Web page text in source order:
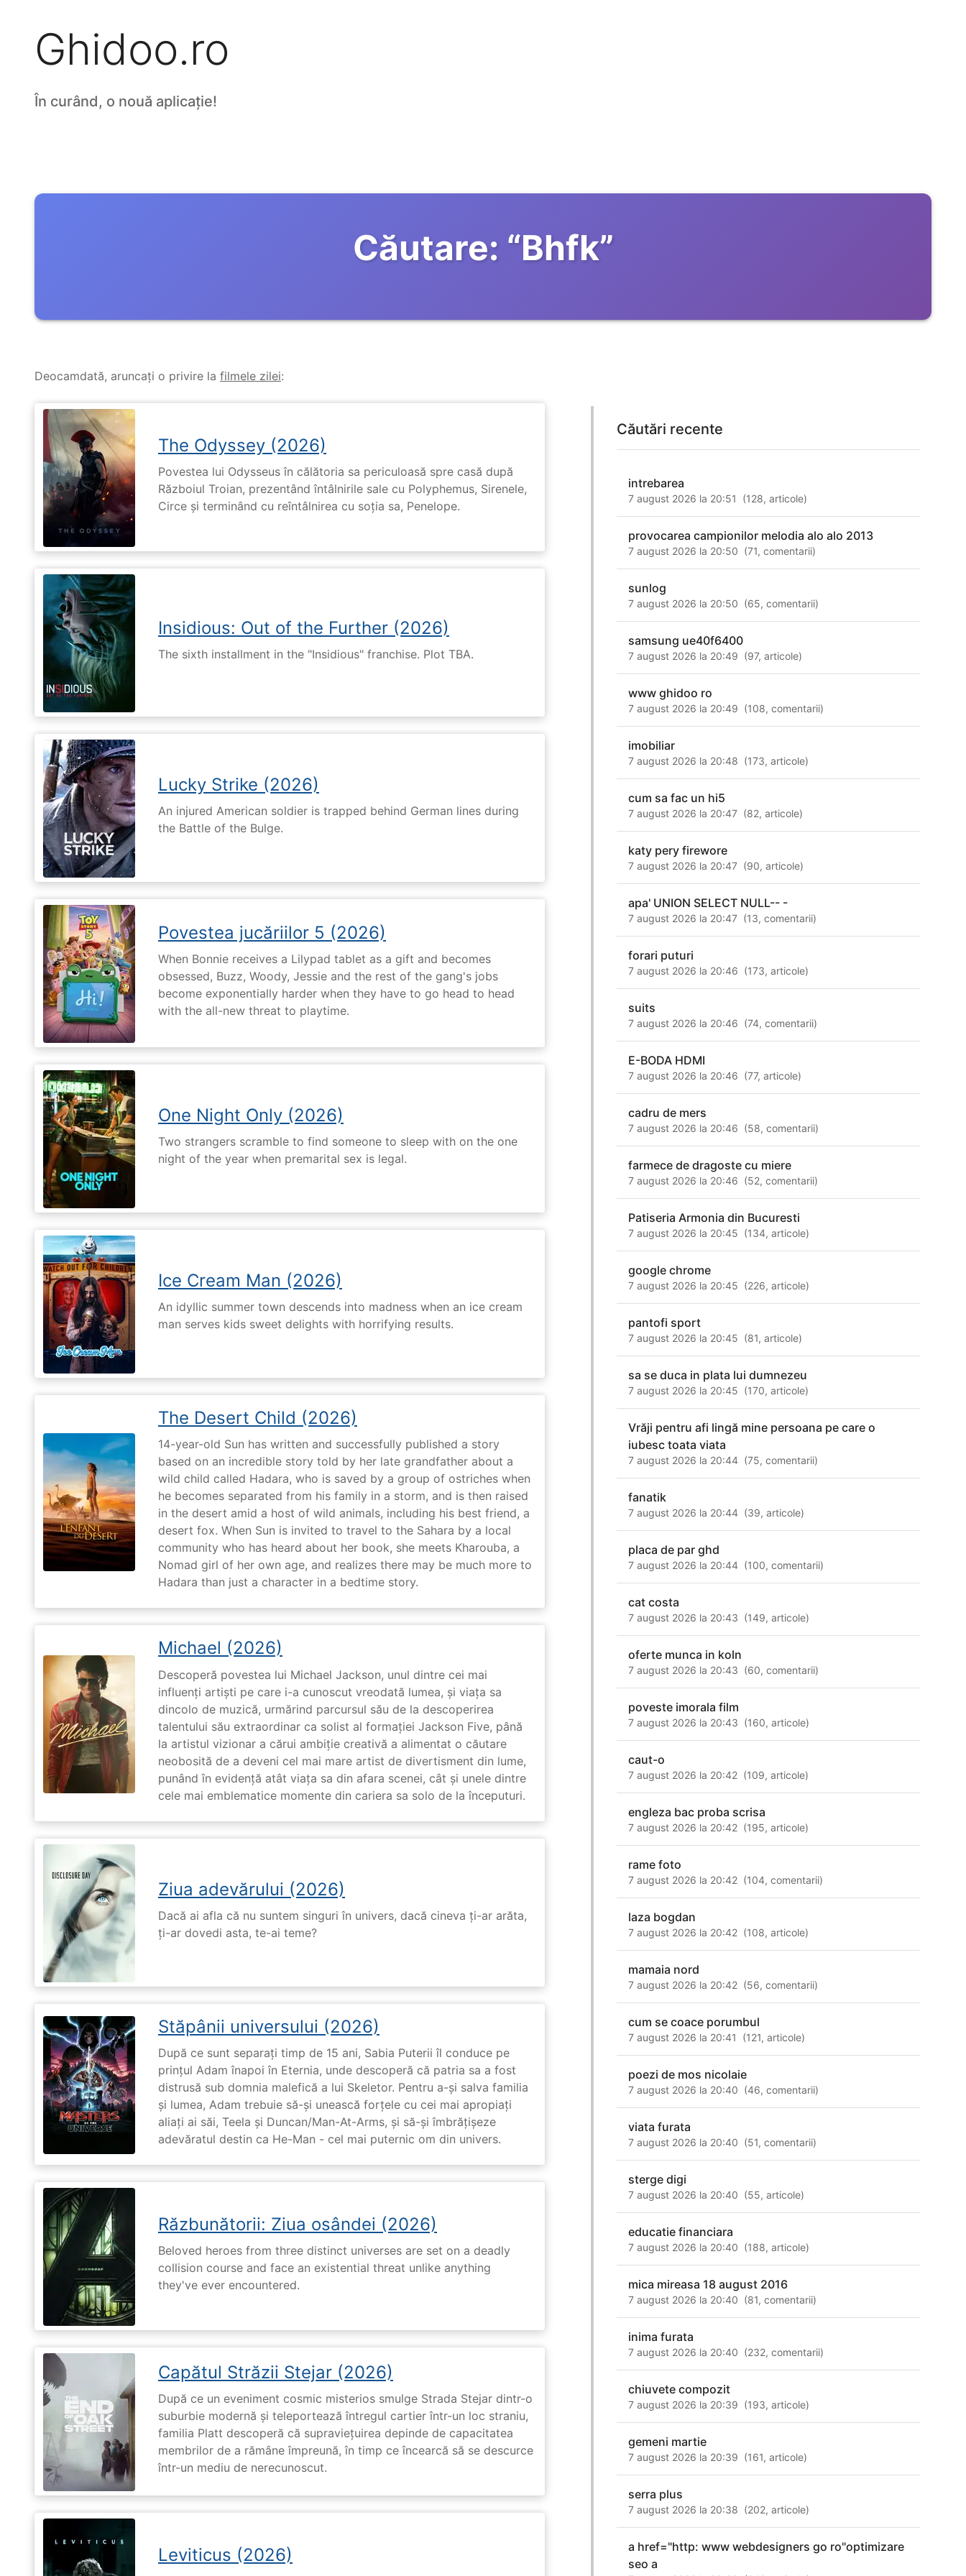
Ghidoo.ro
În curând, o nouă aplicație!
Căutare: “Bhfk”
Deocamdată, aruncați o privire la filmele zilei:
The Odyssey (2026)
Povestea lui Odysseus în călătoria sa periculoasă spre casă după
Războiul Troian, prezentând întâlnirile sale cu Polyphemus, Sirenele,
Circe și terminând cu reîntâlnirea cu soția sa, Penelope.
Insidious: Out of the Further (2026)
The sixth installment in the "Insidious" franchise. Plot TBA.
Lucky Strike (2026)
An injured American soldier is trapped behind German lines during
the Battle of the Bulge.
Povestea jucăriilor 5 (2026)
When Bonnie receives a Lilypad tablet as a gift and becomes
obsessed, Buzz, Woody, Jessie and the rest of the gang's jobs
become exponentially harder when they have to go head to head
with the all-new threat to playtime.
One Night Only (2026)
Two strangers scramble to find someone to sleep with on the one
night of the year when premarital sex is legal.
Ice Cream Man (2026)
An idyllic summer town descends into madness when an ice cream
man serves kids sweet delights with horrifying results.
The Desert Child (2026)
14-year-old Sun has written and successfully published a story
based on an incredible story told by her late grandfather about a
wild child called Hadara, who is saved by a group of ostriches when
he becomes separated from his family in a storm, and is then raised
in the desert amid a host of wild animals, including his best friend, a
desert fox. When Sun is invited to travel to the Sahara by a local
community who has heard about her book, she meets Kharouba, a
Nomad girl of her own age, and realizes there may be much more to
Hadara than just a character in a bedtime story.
Michael (2026)
Descoperă povestea lui Michael Jackson, unul dintre cei mai
influenți artiști pe care i-a cunoscut vreodată lumea, și viața sa
dincolo de muzică, urmărind parcursul său de la descoperirea
talentului său extraordinar ca solist al formației Jackson Five, până
la artistul vizionar a cărui ambiție creativă a alimentat o căutare
neobosită de a deveni cel mai mare artist de divertisment din lume,
punând în evidență atât viața sa din afara scenei, cât și unele dintre
cele mai emblematice momente din cariera sa solo de la începuturi.
Ziua adevărului (2026)
Dacă ai afla că nu suntem singuri în univers, dacă cineva ți-ar arăta,
ți-ar dovedi asta, te-ai teme?
Stăpânii universului (2026)
După ce sunt separați timp de 15 ani, Sabia Puterii îl conduce pe
prințul Adam înapoi în Eternia, unde descoperă că patria sa a fost
distrusă sub domnia malefică a lui Skeletor. Pentru a-și salva familia
și lumea, Adam trebuie să-și unească forțele cu cei mai apropiați
aliați ai săi, Teela și Duncan/Man-At-Arms, și să-și îmbrățișeze
adevăratul destin ca He-Man - cel mai puternic om din univers.
Răzbunătorii: Ziua osândei (2026)
Beloved heroes from three distinct universes are set on a deadly
collision course and face an existential threat unlike anything
they've ever encountered.
Capătul Străzii Stejar (2026)
După ce un eveniment cosmic misterios smulge Strada Stejar dintr-o
suburbie modernă și teleportează întregul cartier într-un loc straniu,
familia Platt descoperă că supraviețuirea depinde de capacitatea
membrilor de a rămâne împreună, în timp ce încearcă să se descurce
într-un mediu de nerecunoscut.
Leviticus (2026)
Căutări recente
intrebarea
7 august 2026 la 20:51 (128,articole)
provocarea campionilor melodia alo alo 2013
7 august 2026 la 20:50 (71,comentarii)
sunlog
7 august 2026 la 20:50 (65,comentarii)
samsung ue40f6400
7 august 2026 la 20:49 (97,articole)
www ghidoo ro
7 august 2026 la 20:49 (108,comentarii)
imobiliar
7 august 2026 la 20:48 (173,articole)
cum sa fac un hi5
7 august 2026 la 20:47 (82,articole)
katy pery firewore
7 august 2026 la 20:47 (90,articole)
apa' UNION SELECT NULL-- -
7 august 2026 la 20:47 (13,comentarii)
forari puturi
7 august 2026 la 20:46 (173,articole)
suits
7 august 2026 la 20:46 (74,comentarii)
E-BODA HDMI
7 august 2026 la 20:46 (77,articole)
cadru de mers
7 august 2026 la 20:46 (58,comentarii)
farmece de dragoste cu miere
7 august 2026 la 20:46 (52,comentarii)
Patiseria Armonia din Bucuresti
7 august 2026 la 20:45 (134,articole)
google chrome
7 august 2026 la 20:45 (226,articole)
pantofi sport
7 august 2026 la 20:45 (81,articole)
sa se duca in plata lui dumnezeu
7 august 2026 la 20:45 (170,articole)
Vrăji pentru afi lingă mine persoana pe care o
iubesc toata viata
7 august 2026 la 20:44 (75,comentarii)
fanatik
7 august 2026 la 20:44 (39,articole)
placa de par ghd
7 august 2026 la 20:44 (100,comentarii)
cat costa
7 august 2026 la 20:43 (149,articole)
oferte munca in koln
7 august 2026 la 20:43 (60,comentarii)
poveste imorala film
7 august 2026 la 20:43 (160,articole)
caut-o
7 august 2026 la 20:42 (109,articole)
engleza bac proba scrisa
7 august 2026 la 20:42 (195,articole)
rame foto
7 august 2026 la 20:42 (104,comentarii)
laza bogdan
7 august 2026 la 20:42 (108,articole)
mamaia nord
7 august 2026 la 20:42 (56,comentarii)
cum se coace porumbul
7 august 2026 la 20:41 (121,articole)
poezi de mos nicolaie
7 august 2026 la 20:40 (46,comentarii)
viata furata
7 august 2026 la 20:40 (51,comentarii)
sterge digi
7 august 2026 la 20:40 (55,articole)
educatie financiara
7 august 2026 la 20:40 (188,articole)
mica mireasa 18 august 2016
7 august 2026 la 20:40 (81,comentarii)
inima furata
7 august 2026 la 20:40 (232,comentarii)
chiuvete compozit
7 august 2026 la 20:39 (193,articole)
gemeni martie
7 august 2026 la 20:39 (161,articole)
serra plus
7 august 2026 la 20:38 (202,articole)
a href="http: www webdesigners go ro"optimizare
seo a